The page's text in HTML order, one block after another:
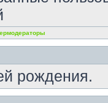
рождения.